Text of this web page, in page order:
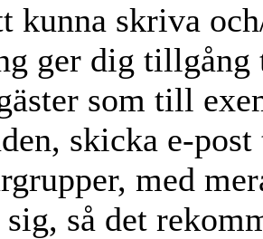
kunna skriva
ger dig
som till
skicka e-
med
så det